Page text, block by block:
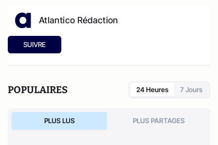
Atlantico Rédaction
SUIVRE
POPULAIRES 24 Heures 7 Jours
PLUS LUS PLUS PARTAGES